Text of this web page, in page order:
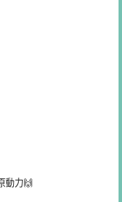
動力🙌